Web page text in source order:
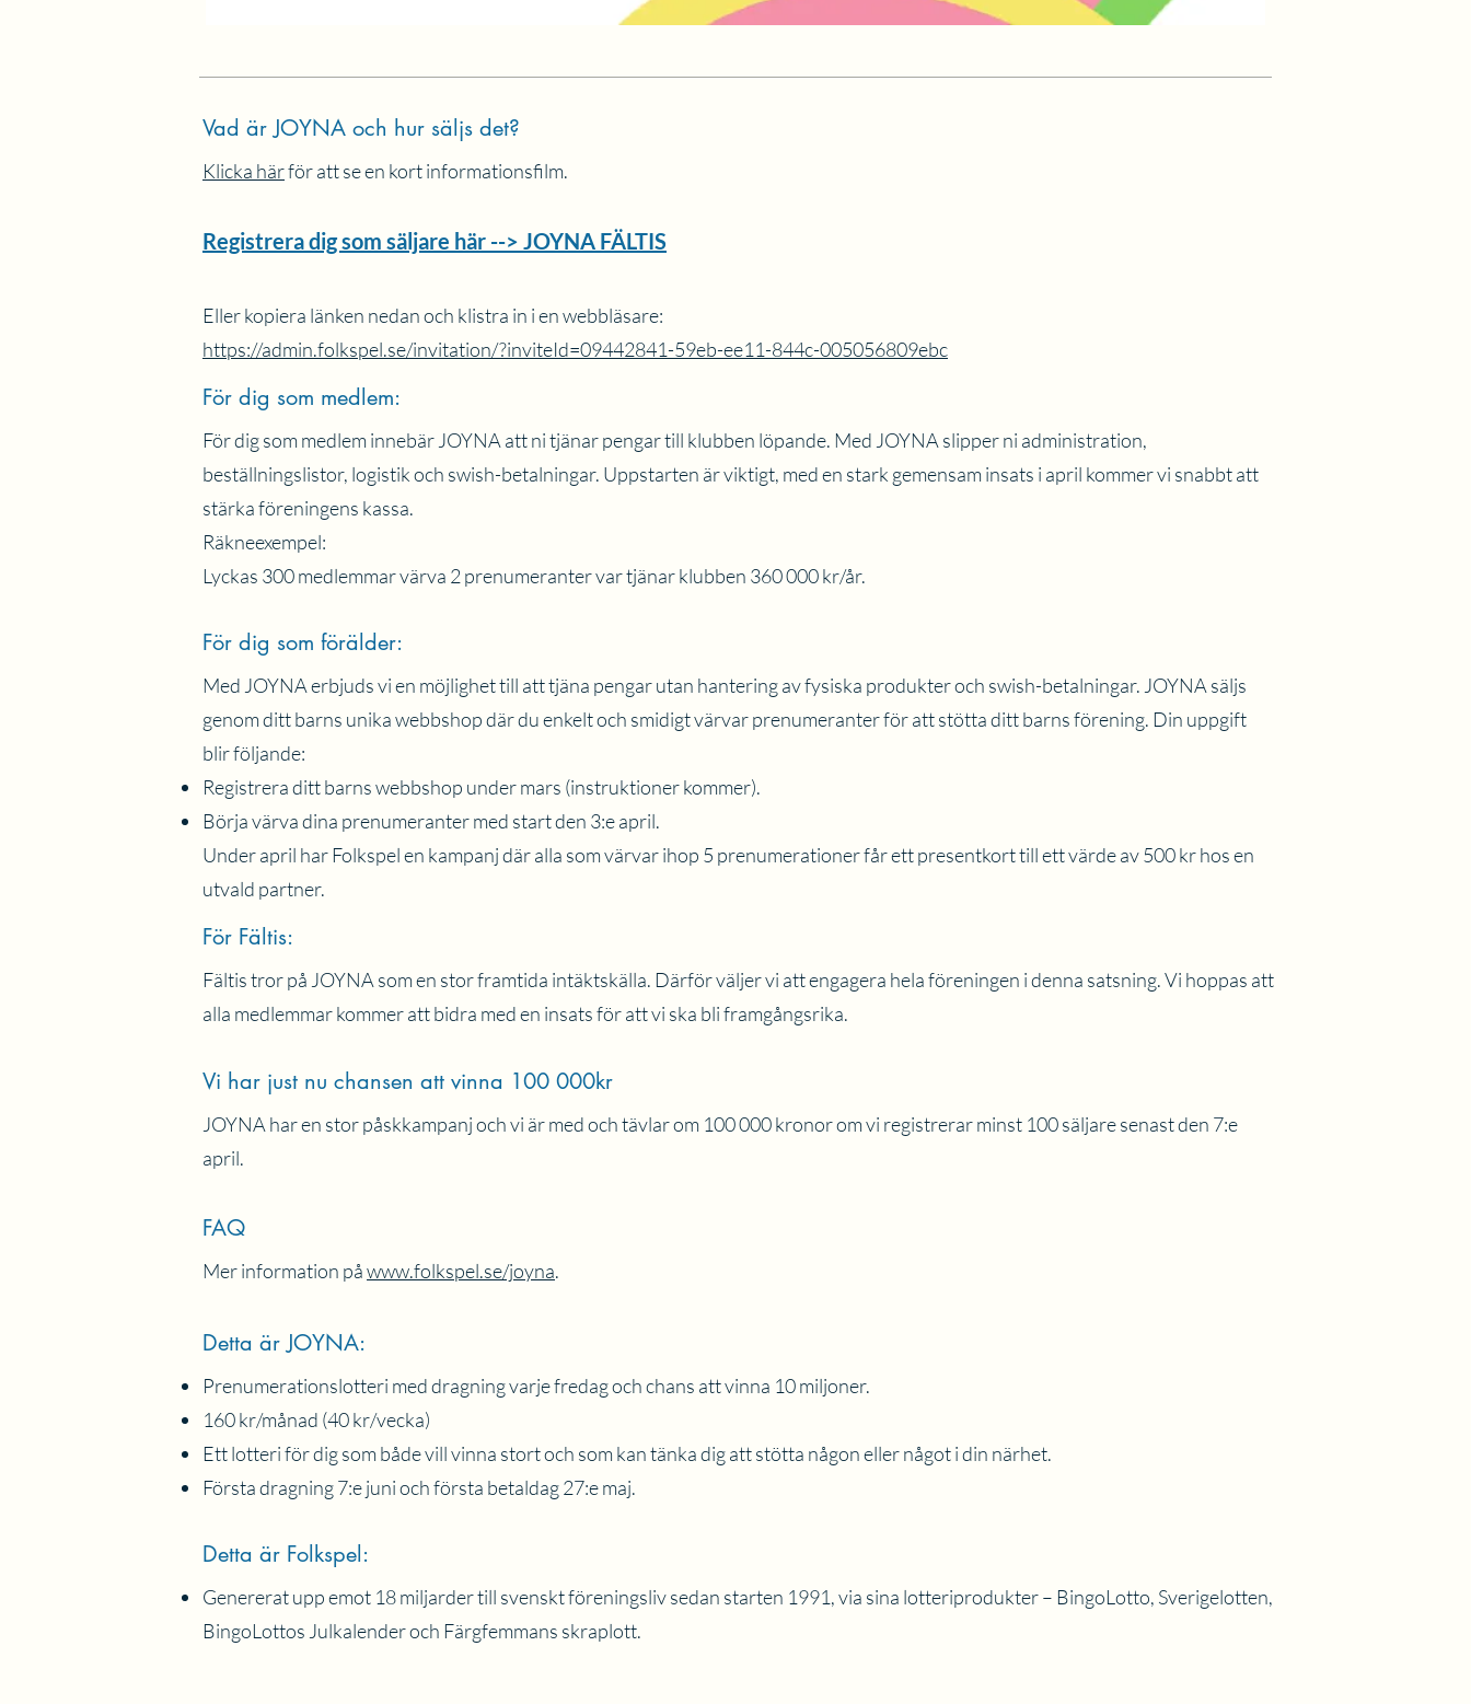
Vad är JOYNA och hur säljs det?
Klicka härför att se en kort informationsfilm.
Registrera dig som säljare här --> JOYNA FÄLTIS
Eller kopiera länken nedan och klistra in i en webbläsare:
https://admin.folkspel.se/invitation/?inviteId=09442841-59eb-ee11-844c-005056809ebc
För dig som medlem:
För dig som medlem innebär JOYNA att ni tjänar pengar till klubben löpande. Med JOYNA slipper ni administration,
beställningslistor, logistik och swish-betalningar. Uppstarten är viktigt, med en stark gemensam insats i april kommer vi snabbt att
stärka föreningens kassa.
Räkneexempel:
Lyckas 300 medlemmar värva 2 prenumeranter var tjänar klubben 360 000 kr/år.
För dig som förälder:
Med JOYNA erbjuds vi en möjlighet till att tjäna pengar utan hantering av fysiska produkter och swish-betalningar. JOYNA säljs
genom ditt barns unika webbshop där du enkelt och smidigt värvar prenumeranter för att stötta ditt barns förening. Din uppgift
blir följande:
Registrera ditt barns webbshop under mars (instruktioner kommer).
Börja värva dina prenumeranter med start den 3:e april.
Under april har Folkspel en kampanj där alla som värvar ihop 5 prenumerationer får ett presentkort till ett värde av 500 kr hos en
utvald partner.
För Fältis:
Fältis tror på JOYNA som en stor framtida intäktskälla. Därför väljer vi att engagera hela föreningen i denna satsning. Vi hoppas att
alla medlemmar kommer att bidra med en insats för att vi ska bli framgångsrika.
Vi har just nu chansen att vinna 100 000kr
JOYNA har en stor påskkampanj och vi är med och tävlar om 100 000 kronor om vi registrerar minst 100 säljare senast den 7:e
april.
FAQ
Mer information påwww.folkspel.se/joyna.
Detta är JOYNA:
Prenumerationslotteri med dragning varje fredag och chans att vinna 10 miljoner.
160 kr/månad (40 kr/vecka)
Ett lotteri för dig som både vill vinna stort och som kan tänka dig att stötta någon eller något i din närhet.
Första dragning 7:e juni och första betaldag 27:e maj.
Detta är Folkspel:
Genererat upp emot 18 miljarder till svenskt föreningsliv sedan starten 1991, via sina lotteriprodukter – BingoLotto, Sverigelotten,
BingoLottos Julkalender och Färgfemmans skraplott.